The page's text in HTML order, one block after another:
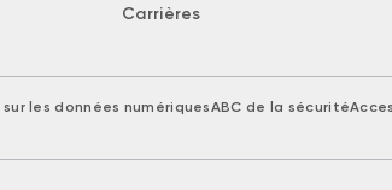
Carrières
les données numériquesABC de la sécurité